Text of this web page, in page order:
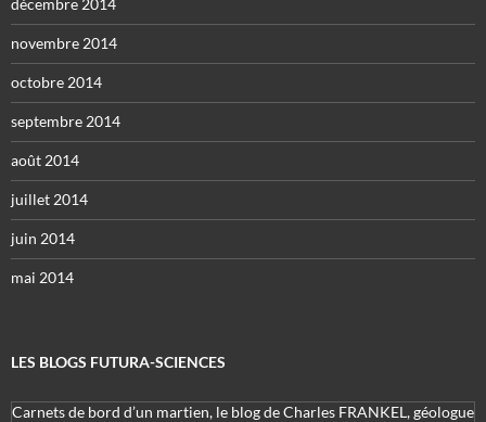
novembre 2014
octobre 2014
septembre 2014
août 2014
juillet 2014
juin 2014
mai 2014
LES BLOGS FUTURA-SCIENCES
Carnets de bord d’un martien, le blog de Charles FRANKEL, géologue